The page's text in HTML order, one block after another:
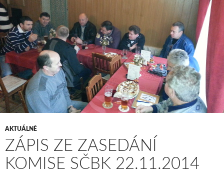
AKTUÁLNĚ
ZÁPIS ZE ZASEDÁNÍ
KOMISE SČBK 22.11.2014